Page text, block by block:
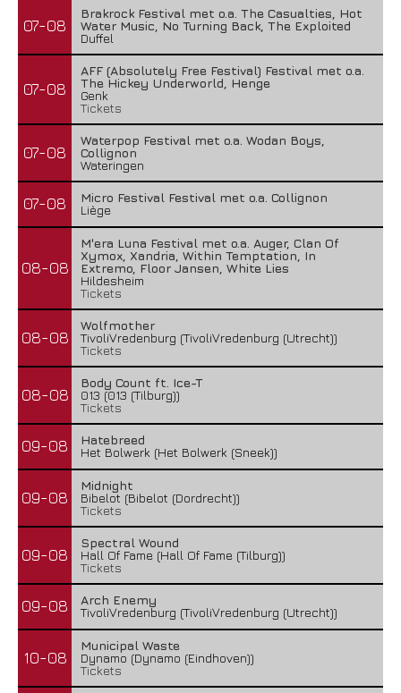
07-08
Brakrock Festival met o.a. The Casualties, Hot
Water Music, No Turning Back, The Exploited
Duffel
07-08
AFF (Absolutely Free Festival) Festival met o.a.
The Hickey Underworld, Henge
Genk
Tickets
07-08
Waterpop Festival met o.a. Wodan Boys,
Collignon
Wateringen
07-08
Micro Festival Festival met o.a. Collignon
Liège
08-08
M'era Luna Festival met o.a. Auger, Clan Of
Xymox, Xandria, Within Temptation, In
Extremo, Floor Jansen, White Lies
Hildesheim
Tickets
08-08
Wolfmother
TivoliVredenburg (TivoliVredenburg (Utrecht))
Tickets
08-08
Body Count ft. Ice-T
013 (013 (Tilburg))
Tickets
09-08
Hatebreed
Het Bolwerk (Het Bolwerk (Sneek))
09-08
Midnight
Bibelot (Bibelot (Dordrecht))
Tickets
09-08
Spectral Wound
Hall Of Fame (Hall Of Fame (Tilburg))
Tickets
09-08
Arch Enemy
TivoliVredenburg (TivoliVredenburg (Utrecht))
10-08
Municipal Waste
Dynamo (Dynamo (Eindhoven))
Tickets